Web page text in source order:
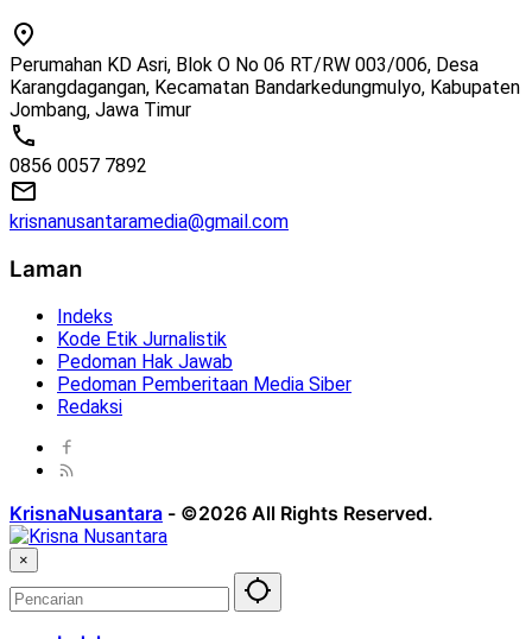
Perumahan KD Asri, Blok O No 06 RT/RW 003/006, Desa
Karangdagangan, Kecamatan Bandarkedungmulyo, Kabupaten
Jombang, Jawa Timur
0856 0057 7892
krisnanusantaramedia@gmail.com
Laman
Indeks
Kode Etik Jurnalistik
Pedoman Hak Jawab
Pedoman Pemberitaan Media Siber
Redaksi
KrisnaNusantara - ©2026 All Rights Reserved.
×